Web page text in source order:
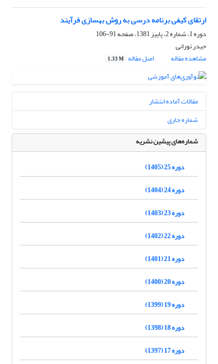
ارتقای کیفی برنامه درسی به روش بهسازی فرآیند
دوره 1، شماره 2، پاییز 1381، صفحه
91-106
حیدر تورانی
مشاهده مقاله
اصل مقاله 1.33 M
مقالات آماده انتشار
شماره جاری
شماره‌های پیشین نشریه
دوره 25 (1405)
دوره 24 (1404)
دوره 23 (1403)
دوره 22 (1402)
دوره 21 (1401)
دوره 20 (1400)
دوره 19 (1399)
دوره 18 (1398)
دوره 17 (1397)